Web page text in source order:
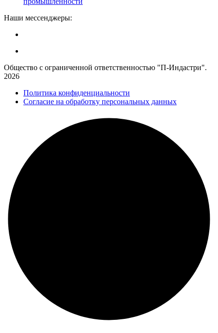
Наши мессенджеры:
Общество с ограниченной ответственностью "П-Индастри".
2026
Политика конфиденциальности
Согласие на обработку персональных данных